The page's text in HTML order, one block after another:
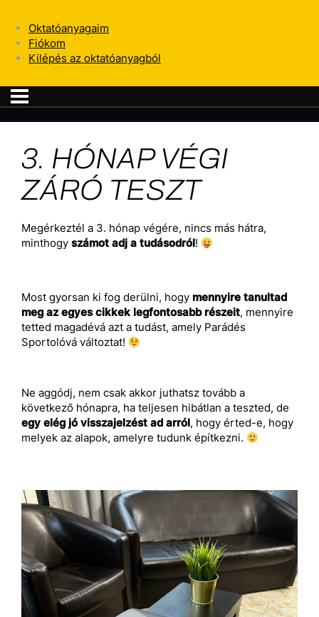
Oktatóanyagaim
Fiókom
Kilépés az oktatóanyagból
3. HÓNAP VÉGI
ZÁRÓ TESZT
Megérkeztél a 3. hónap végére, nincs más hátra,
minthogy számot adj a tudásodról!
Most gyorsan ki fog derülni, hogy mennyire tanultad
meg az egyes cikkek legfontosabb részeit, mennyire
tetted magadévá azt a tudást, amely Parádés
Sportolóvá változtat!
Ne aggódj, nem csak akkor juthatsz tovább a
következő hónapra, ha teljesen hibátlan a teszted, de
egy elég jó visszajelzést ad arról, hogy érted-e, hogy
melyek az alapok, amelyre tudunk építkezni.